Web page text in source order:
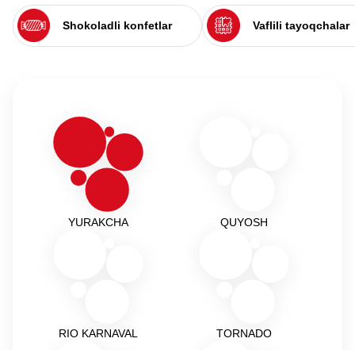
Shokoladli konfetlar Vaflili tayoqchalar
YURAKCHA QUYOSH
RIO KARNAVAL TORNADO